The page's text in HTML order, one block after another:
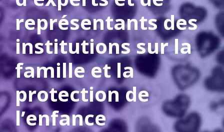
représentants des
institutions sur la
famille et la
protection de
l’enfance